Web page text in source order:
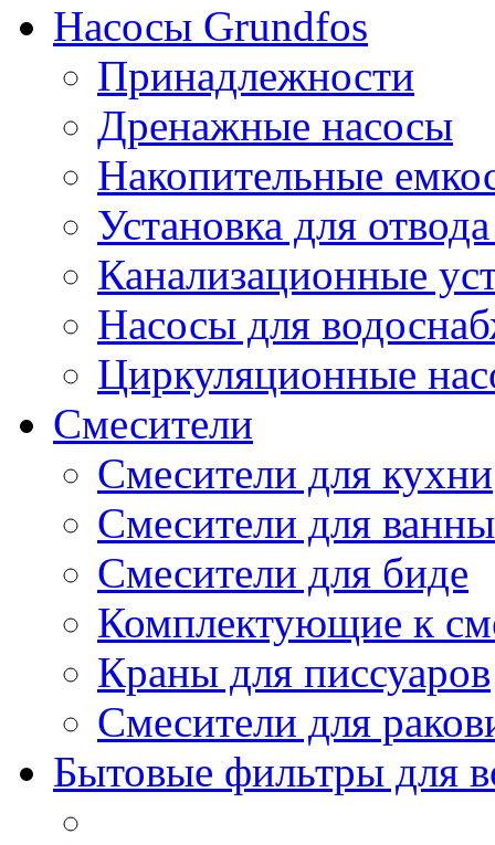
Насосы Grundfos
Принадлежности
Дренажные насосы
Накопительные
Установка для
Канализационные
Насосы для
Циркуляционные
Смесители
Смесители для кухни
Смесители для
Смесители для биде
Комплектующие к
Краны для писсуаров
Смесители для
Бытовые фильтры для